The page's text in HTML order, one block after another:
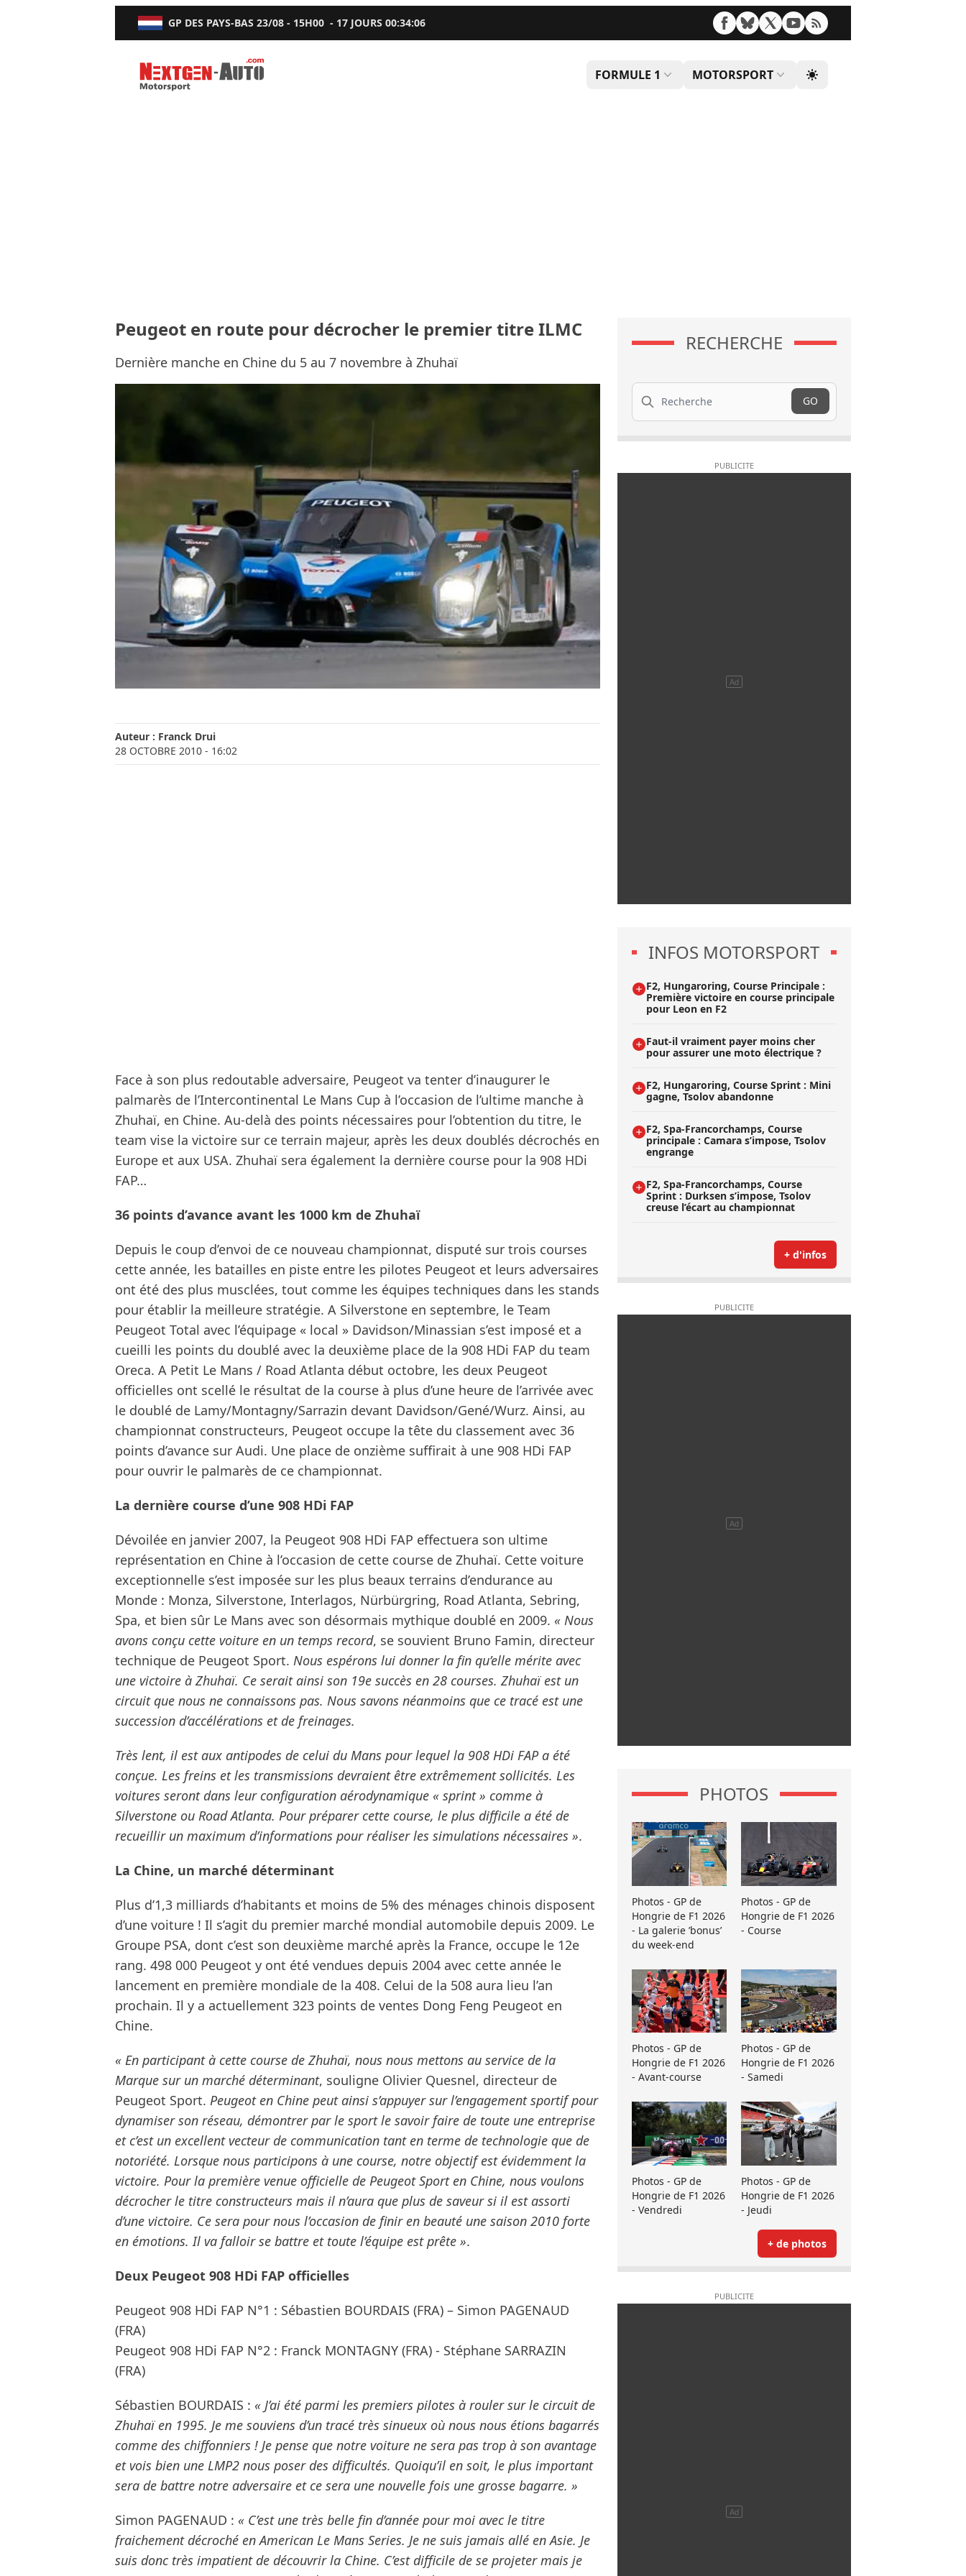
GP DES PAYS-BAS 23/08 - 15H00 - 17 JOURS00:34:05
Nextgen-Auto.com
FORMULE 1 MOTORSPORT
Peugeot en route pour décrocher le premier titre ILMC
Dernière manche en Chine du 5 au 7 novembre à Zhuhaï
Auteur : Franck Drui
28 OCTOBRE 2010 - 16:02
Face à son plus redoutable adversaire, Peugeot va tenter d’inaugurer le
palmarès de l’Intercontinental Le Mans Cup à l’occasion de l’ultime manche à
Zhuhaï, en Chine. Au-delà des points nécessaires pour l’obtention du titre, le
team vise la victoire sur ce terrain majeur, après les deux doublés décrochés en
Europe et aux USA. Zhuhaï sera également la dernière course pour la 908 HDi
FAP…
36 points d’avance avant les 1000 km de Zhuhaï
Depuis le coup d’envoi de ce nouveau championnat, disputé sur trois courses
cette année, les batailles en piste entre les pilotes Peugeot et leurs adversaires
ont été des plus musclées, tout comme les équipes techniques dans les stands
pour établir la meilleure stratégie. A Silverstone en septembre, le Team
Peugeot Total avec l’équipage « local » Davidson/Minassian s’est imposé et a
cueilli les points du doublé avec la deuxième place de la 908 HDi FAP du team
Oreca. A Petit Le Mans / Road Atlanta début octobre, les deux Peugeot
officielles ont scellé le résultat de la course à plus d’une heure de l’arrivée avec
le doublé de Lamy/Montagny/Sarrazin devant Davidson/Gené/Wurz. Ainsi, au
championnat constructeurs, Peugeot occupe la tête du classement avec 36
points d’avance sur Audi. Une place de onzième suffirait à une 908 HDi FAP
pour ouvrir le palmarès de ce championnat.
La dernière course d’une 908 HDi FAP
Dévoilée en janvier 2007, la Peugeot 908 HDi FAP effectuera son ultime
représentation en Chine à l’occasion de cette course de Zhuhaï. Cette voiture
exceptionnelle s’est imposée sur les plus beaux terrains d’endurance au
Monde : Monza, Silverstone, Interlagos, Nürbürgring, Road Atlanta, Sebring,
Spa, et bien sûr Le Mans avec son désormais mythique doublé en 2009. « Nous
avons conçu cette voiture en un temps record, se souvient Bruno Famin, directeur
technique de Peugeot Sport. Nous espérons lui donner la fin qu’elle mérite avec
une victoire à Zhuhaï. Ce serait ainsi son 19e succès en 28 courses. Zhuhaï est un
circuit que nous ne connaissons pas. Nous savons néanmoins que ce tracé est une
succession d’accélérations et de freinages.
Très lent, il est aux antipodes de celui du Mans pour lequel la 908 HDi FAP a été
conçue. Les freins et les transmissions devraient être extrêmement sollicités. Les
voitures seront dans leur configuration aérodynamique « sprint » comme à
Silverstone ou Road Atlanta. Pour préparer cette course, le plus difficile a été de
recueillir un maximum d’informations pour réaliser les simulations nécessaires ».
La Chine, un marché déterminant
Plus d’1,3 milliards d’habitants et moins de 5% des ménages chinois disposent
d’une voiture ! Il s’agit du premier marché mondial automobile depuis 2009. Le
Groupe PSA, dont c’est son deuxième marché après la France, occupe le 12e
rang. 498 000 Peugeot y ont été vendues depuis 2004 avec cette année le
lancement en première mondiale de la 408. Celui de la 508 aura lieu l’an
prochain. Il y a actuellement 323 points de ventes Dong Feng Peugeot en
Chine.
« En participant à cette course de Zhuhaï, nous nous mettons au service de la
Marque sur un marché déterminant, souligne Olivier Quesnel, directeur de
Peugeot Sport. Peugeot en Chine peut ainsi s’appuyer sur l’engagement sportif pour
dynamiser son réseau, démontrer par le sport le savoir faire de toute une entreprise
et c’est un excellent vecteur de communication tant en terme de technologie que de
notoriété. Lorsque nous participons à une course, notre objectif est évidemment la
victoire. Pour la première venue officielle de Peugeot Sport en Chine, nous voulons
décrocher le titre constructeurs mais il n’aura que plus de saveur si il est assorti
d’une victoire. Ce sera pour nous l’occasion de finir en beauté une saison 2010 forte
en émotions. Il va falloir se battre et toute l’équipe est prête ».
Deux Peugeot 908 HDi FAP officielles
Peugeot 908 HDi FAP N°1 : Sébastien BOURDAIS (FRA) – Simon PAGENAUD
(FRA)
Peugeot 908 HDi FAP N°2 : Franck MONTAGNY (FRA) - Stéphane SARRAZIN
(FRA)
Sébastien BOURDAIS : « J’ai été parmi les premiers pilotes à rouler sur le circuit de
Zhuhaï en 1995. Je me souviens d’un tracé très sinueux où nous nous étions bagarrés
comme des chiffonniers ! Je pense que notre voiture ne sera pas trop à son avantage
et vois bien une LMP2 nous poser des difficultés. Quoiqu’il en soit, le plus important
sera de battre notre adversaire et ce sera une nouvelle fois une grosse bagarre. »
Simon PAGENAUD : « C’est une très belle fin d’année pour moi avec le titre
fraichement décroché en American Le Mans Series. Je ne suis jamais allé en Asie. Je
suis donc très impatient de découvrir la Chine. C’est difficile de se projeter mais je
RECHERCHE
Recherche
GO
INFOS MOTORSPORT
F2, Hungaroring, Course Principale :
Première victoire en course principale
pour Leon en F2
Faut-il vraiment payer moins cher
pour assurer une moto électrique ?
F2, Hungaroring, Course Sprint : Mini
gagne, Tsolov abandonne
F2, Spa-Francorchamps, Course
principale : Camara s’impose, Tsolov
engrange
F2, Spa-Francorchamps, Course
Sprint : Durksen s’impose, Tsolov
creuse l’écart au championnat
+ d'infos
PHOTOS
Photos - GP de
Hongrie de F1 2026
- La galerie ’bonus’
du week-end
Photos - GP de
Hongrie de F1 2026
- Course
Photos - GP de
Hongrie de F1 2026
- Avant-course
Photos - GP de
Hongrie de F1 2026
- Samedi
Photos - GP de
Hongrie de F1 2026
- Vendredi
Photos - GP de
Hongrie de F1 2026
- Jeudi
+ de photos